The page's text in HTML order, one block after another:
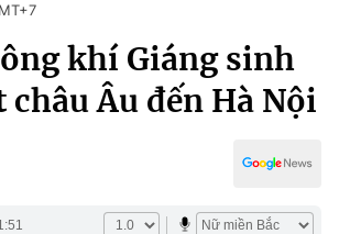
khí Giáng sinh
châu Âu đến Hà Nội